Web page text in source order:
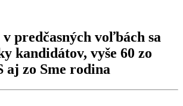
predčasných voľbách sa
kandidátov, vyše 60 zo
aj zo Sme rodina